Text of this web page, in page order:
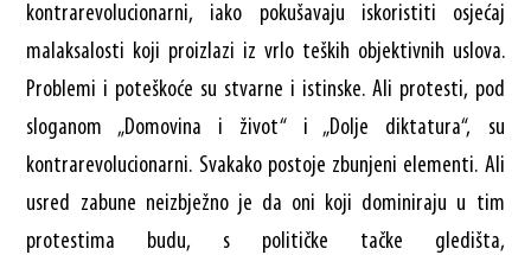
kontrarevolucionarni, iako pokušavaju iskoristiti osjećaj
malaksalosti koji proizlazi iz vrlo teških objektivnih uslova.
Problemi i poteškoće su stvarne i istinske. Ali protesti, pod
sloganom „Domovina i život“ i „Dolje diktatura“, su
kontrarevolucionarni. Svakako postoje zbunjeni elementi. Ali
usred zabune neizbježno je da oni koji dominiraju u tim
protestima budu, s političke tačke gledišta,